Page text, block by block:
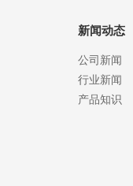
新闻动态
公司新闻
行业新闻
产品知识